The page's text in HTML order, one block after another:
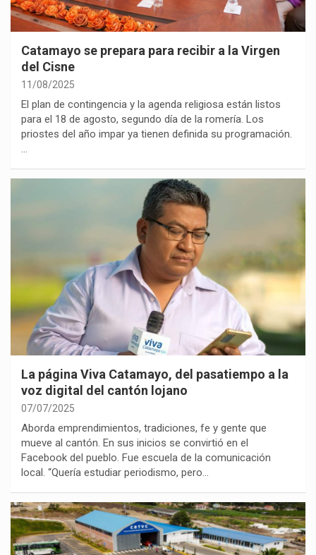
Catamayo se prepara para recibir a la Virgen
del Cisne
11/08/2025
El plan de contingencia y la agenda religiosa están listos
para el 18 de agosto, segundo día de la romería. Los
priostes del año impar ya tienen definida su programación.
…
La página Viva Catamayo, del pasatiempo a la
voz digital del cantón lojano
07/07/2025
Aborda emprendimientos, tradiciones, fe y gente que
mueve al cantón. En sus inicios se convirtió en el
Facebook del pueblo. Fue escuela de la comunicación
local. “Quería estudiar periodismo, pero…